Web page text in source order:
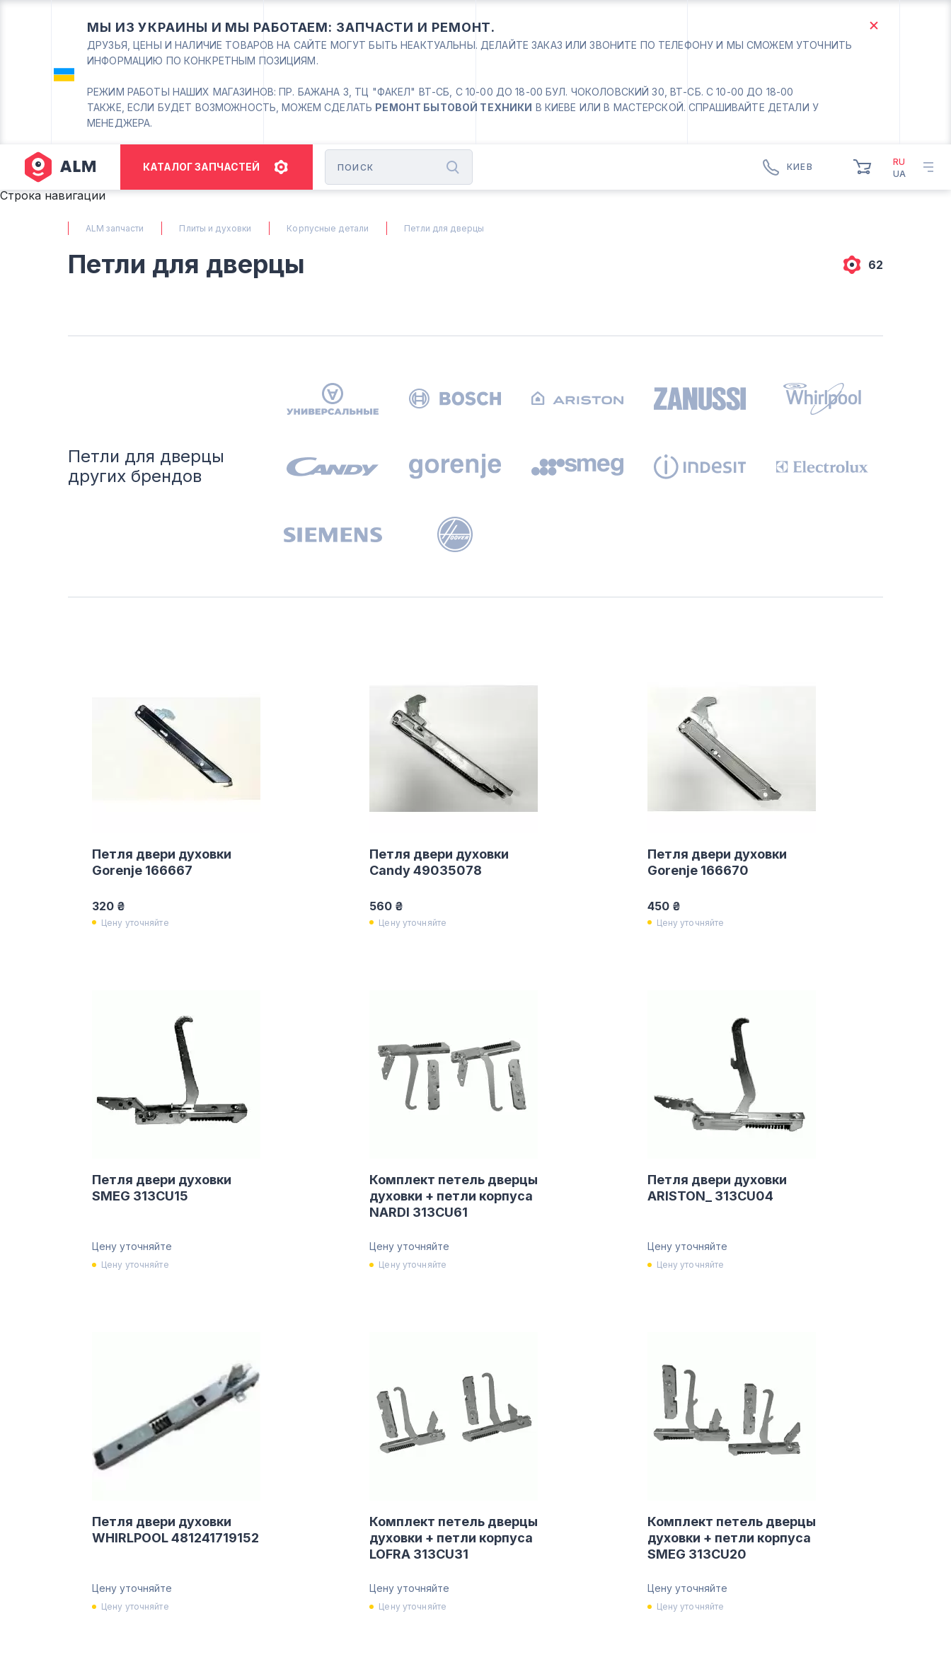
МЫ ИЗ УКРАИНЫ И МЫ РАБОТАЕМ: ЗАПЧАСТИ И РЕМОНТ.
ДРУЗЬЯ, ЦЕНЫ И НАЛИЧИЕ ТОВАРОВ НА САЙТЕ МОГУТ БЫТЬ НЕАКТУАЛЬНЫ. ДЕЛАЙТЕ ЗАКАЗ ИЛИ ЗВОНИТЕ ПО ТЕЛЕФОНУ И МЫ СМОЖЕМ УТОЧНИТЬ
ИНФОРМАЦИЮ ПО КОНКРЕТНЫМ ПОЗИЦИЯМ.
РЕЖИМ РАБОТЫ НАШИХ МАГАЗИНОВ: ПР. БАЖАНА 3, ТЦ "ФАКЕЛ" ВТ-СБ, С 10-00 ДО 18-00 БУЛ. ЧОКОЛОВСКИЙ 30, ВТ-СБ. С 10-00 ДО 18-00
ТАКЖЕ, ЕСЛИ БУДЕТ ВОЗМОЖНОСТЬ, МОЖЕМ СДЕЛАТЬ РЕМОНТ БЫТОВОЙ ТЕХНИКИ В КИЕВЕ ИЛИ В МАСТЕРСКОЙ. СПРАШИВАЙТЕ ДЕТАЛИ У
МЕНЕДЖЕРА.
КАТАЛОГ ЗАПЧАСТЕЙ КИЕВ
(098) 672 76 42
КАРТА
(063) 527 27 00
(044) 332 76 42
RU
UA
Строка навигации
ALM запчасти Плиты и духовки Корпусные детали Петли для дверцы
Петли для дверцы 62
Петли для дверцы
других брендов
Петля двери духовки
Gorenje 166667
320 ₴
Цену уточняйте
Петля двери духовки
Candy 49035078
560 ₴
Цену уточняйте
Петля двери духовки
Gorenje 166670
450 ₴
Цену уточняйте
Петля двери духовки
SMEG 313CU15
Цену уточняйте
Цену уточняйте
Комплект петель дверцы
духовки + петли корпуса
NARDI 313CU61
Цену уточняйте
Цену уточняйте
Петля двери духовки
ARISTON_ 313CU04
Цену уточняйте
Цену уточняйте
Петля двери духовки
WHIRLPOOL 481241719152
Цену уточняйте
Цену уточняйте
Комплект петель дверцы
духовки + петли корпуса
LOFRA 313CU31
Цену уточняйте
Цену уточняйте
Комплект петель дверцы
духовки + петли корпуса
SMEG 313CU20
Цену уточняйте
Цену уточняйте